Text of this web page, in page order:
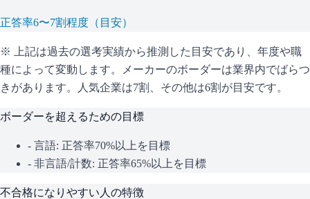
正答率6〜7割程度（目安）
※ 上記は過去の選考実績から推測した目安であり、年度や職
種によって変動します。
メーカーのボーダーは業界内でばらつ
きがあります。人気企業は7割、その他は6割が目安です。
ボーダーを超えるための目標
- 言語: 正答率70%以上を目標
- 非言語/計数: 正答率65%以上を目標
不合格になりやすい人の特徴